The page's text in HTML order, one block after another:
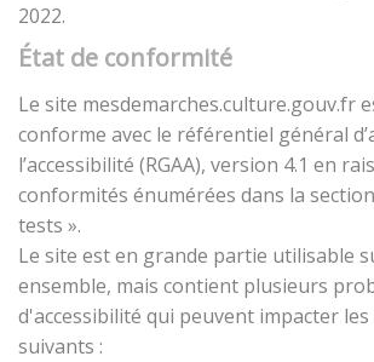
2022.
État de conformité
Le site mesdemarches.culture.gouv.fr
conforme avec le référentiel général
l’accessibilité (RGAA), version 4.1 en
conformités énumérées dans la
tests ».
Le site est en grande partie utilisable
ensemble, mais contient plusieurs
d'accessibilité qui peuvent impacter
suivants :